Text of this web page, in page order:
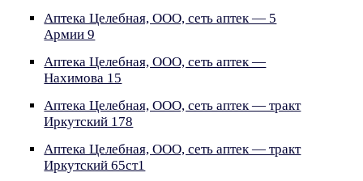
Аптека Целебная, ООО, сеть аптек — 5
Армии 9
Аптека Целебная, ООО, сеть аптек —
Нахимова 15
Аптека Целебная, ООО, сеть аптек — тракт
Иркутский 178
Аптека Целебная, ООО, сеть аптек — тракт
Иркутский 65ст1